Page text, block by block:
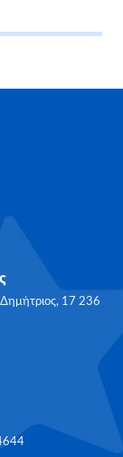
17 236